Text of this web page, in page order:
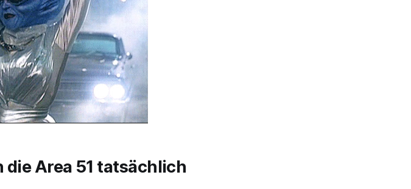
Area 51 tatsächlich